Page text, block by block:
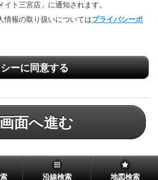
ト三宮店」に通知されます。
情報の取り扱いについてはプライバシーポ
ーに同意する
面へ進む
沿線検索 地図検索